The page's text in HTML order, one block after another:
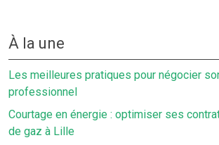
À la une
Les meilleures pratiques pour négocier
professionnel
Courtage en énergie : optimiser ses
de gaz à Lille